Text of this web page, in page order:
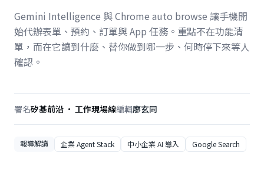
Gemini Intelligence 與 Chrome auto browse 讓手機開
始代辦表單、預約、訂單與 App 任務。重點不在功能清
單，而在它讀到什麼、替你做到哪一步、何時停下來等人
確認。
署名矽基前沿 · 工作現場線編輯廖玄同
報導解讀 企業 Agent Stack 中小企業 AI 導入 Google Search